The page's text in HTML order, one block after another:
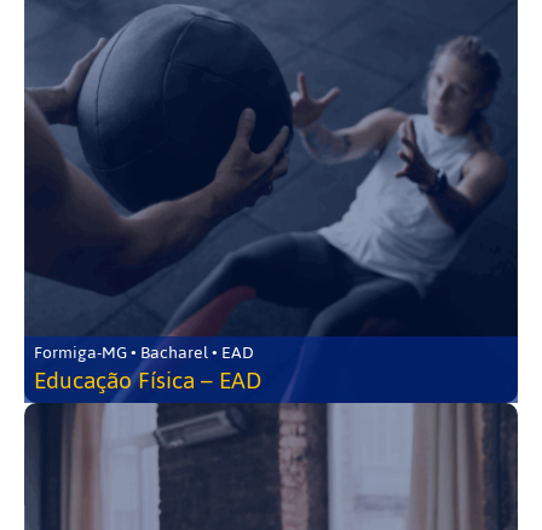
Formiga-MG • Bacharel • EAD
Educação Física – EAD